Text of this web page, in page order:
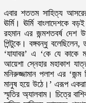
এবার শততম সাহিত্য আসরের
ঊর্মি। ঊর্মি বাংলাদেশকে
রহমান এর জন্মশতবর্ষ দেশ
পিন্টুকে। বঙ্গবন্ধু
‘যাযাবর’ এ ‘কে যে কাকে
আয়েশা স্নেহার মহাকাশ
মনিরুজ্জামান পলাশ এর
মানুষ হয়ে উঠে।’ এরূপ
স্মৃতির অ্যালবাম। চিত্রে